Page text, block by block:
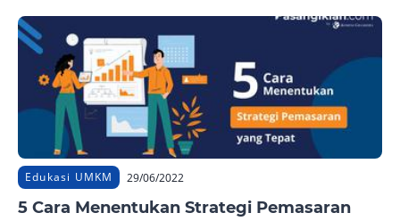
Edukasi UMKM 29/06/2022
5 Cara Menentukan Strategi Pemasaran